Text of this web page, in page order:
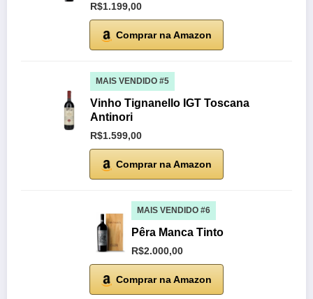
R$1.199,00
Comprar na Amazon
MAIS VENDIDO #5
Vinho Tignanello IGT Toscana
Antinori
R$1.599,00
Comprar na Amazon
MAIS VENDIDO #6
Pêra Manca Tinto
R$2.000,00
Comprar na Amazon